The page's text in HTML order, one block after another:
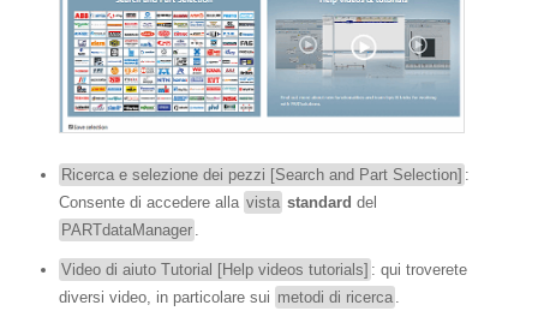
Ricerca e selezione dei pezzi [Search and Part Selection] :
Consente di accedere alla vista standard del
PARTdataManager .
Video di aiuto Tutorial [Help videos tutorials] : qui troverete
diversi video, in particolare sui metodi di ricerca .